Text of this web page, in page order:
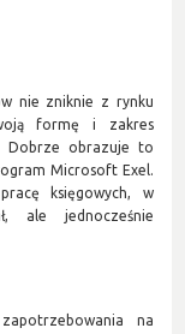
nie zniknie z rynku
formę i zakres
Dobrze obrazuje to
Microsoft Exel.
księgowych, w
ale jednocześnie
na